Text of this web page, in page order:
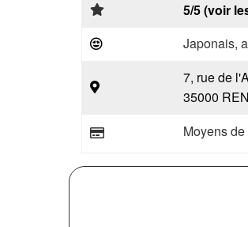
5/5 (voir
Japonais,
7, rue de
35000
Moyens